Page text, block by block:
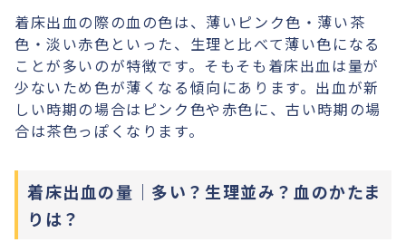
着床出血の際の血の色は、薄いピンク色・薄い茶
色・淡い赤色といった、生理と比べて薄い色になる
ことが多いのが特徴です。そもそも着床出血は量が
少ないため色が薄くなる傾向にあります。出血が新
しい時期の場合はピンク色や赤色に、古い時期の場
合は茶色っぽくなります。
着床出血の量｜多い？生理並み？血のかたま
りは？